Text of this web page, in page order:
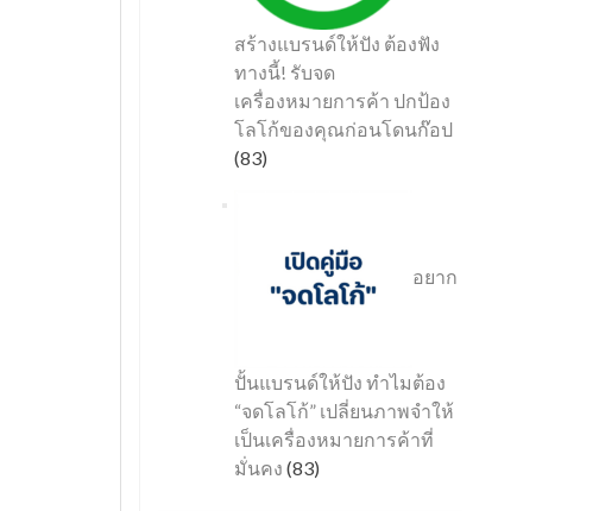
สร้างแบรนด์ให้ปัง ต้องฟัง
ทางนี้! รับจด
เครื่องหมายการค้า ปกป้อง
โลโก้ของคุณก่อนโดนก๊อป
(83)
อยาก
ปั้นแบรนด์ให้ปัง ทำไมต้อง
“จดโลโก้” เปลี่ยนภาพจำให้
เป็นเครื่องหมายการค้าที่
มั่นคง (83)